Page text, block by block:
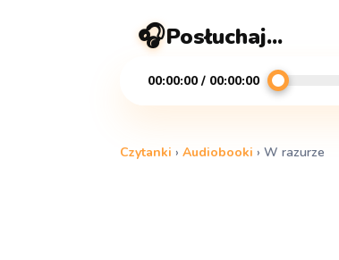
🎧Posłuchaj...
00:00:00 / 00:00:00
Czytanki ›Audiobooki ›W razurze